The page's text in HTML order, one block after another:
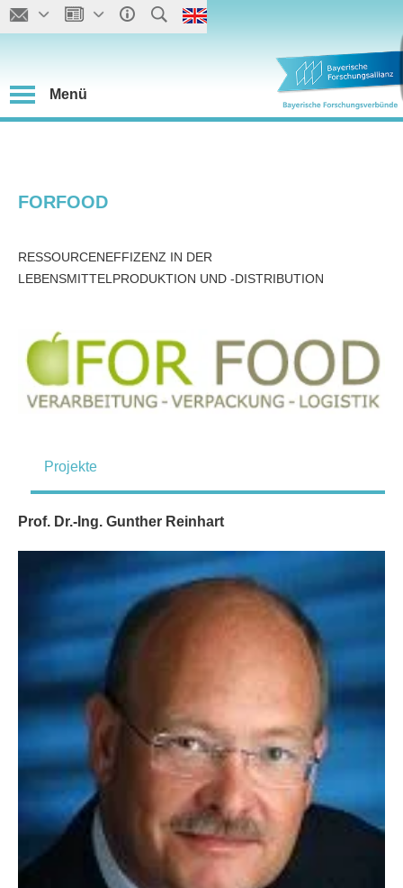
Menü
FORFOOD
RESSOURCENEFFIZENZ IN DER
LEBENSMITTELPRODUKTION UND -DISTRIBUTION
Projekte
Prof. Dr.-Ing. Gunther Reinhart